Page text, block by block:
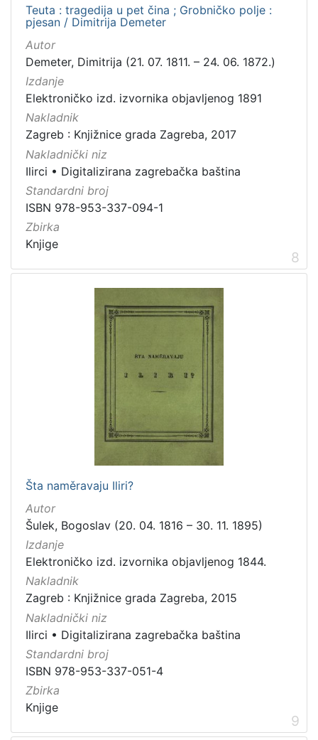
Teuta : tragedija u pet čina ; Grobničko polje :
pjesan / Dimitrija Demeter
Autor
Demeter, Dimitrija (21. 07. 1811. – 24. 06. 1872.)
Izdanje
Elektroničko izd. izvornika objavljenog 1891
Nakladnik
Zagreb : Knjižnice grada Zagreba, 2017
Nakladnički niz
Ilirci • Digitalizirana zagrebačka baština
Standardni broj
ISBN 978-953-337-094-1
Zbirka
Knjige
8
Šta naměravaju Iliri?
Autor
Šulek, Bogoslav (20. 04. 1816 – 30. 11. 1895)
Izdanje
Elektroničko izd. izvornika objavljenog 1844.
Nakladnik
Zagreb : Knjižnice grada Zagreba, 2015
Nakladnički niz
Ilirci • Digitalizirana zagrebačka baština
Standardni broj
ISBN 978-953-337-051-4
Zbirka
Knjige
9